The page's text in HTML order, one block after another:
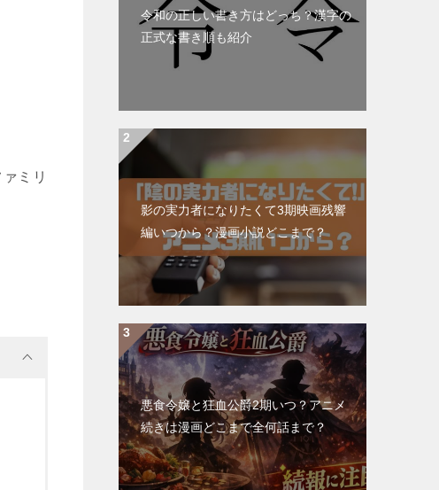
ミリ
令和の正しい書き方はどっち？漢字の
正式な書き順も紹介
影の実力者になりたくて3期映画残響
編いつから？漫画小説どこまで？
悪食令嬢と狂血公爵2期いつ？アニメ
続きは漫画どこまで全何話まで？